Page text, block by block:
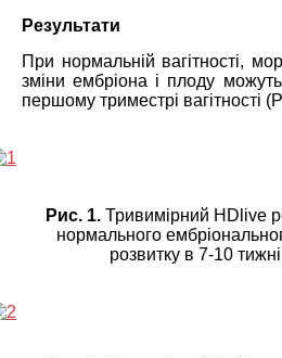
Результати
При нормальній вагітності,
зміни ембріона і плоду
першому триместрі вагітності
Рис. 1.Тривимірний HDlive
нормального
розвитку в 7-10